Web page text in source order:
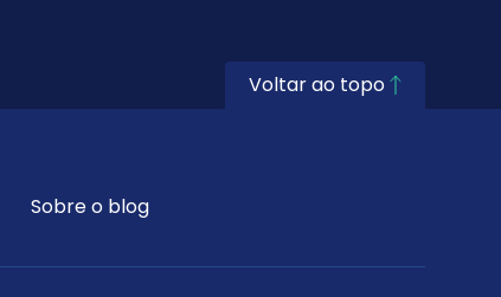
Voltar ao topo
Sobre o blog